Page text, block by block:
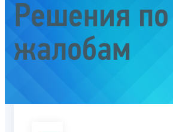
Решения по
жалобам